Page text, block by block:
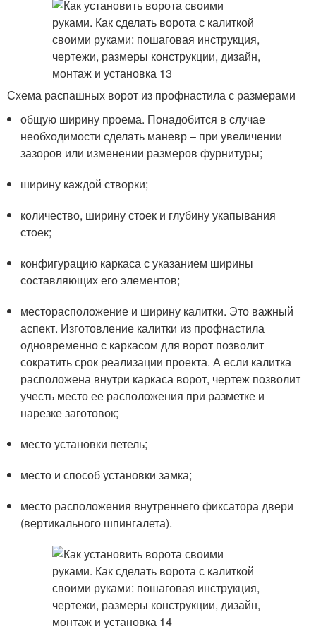
Схема распашных ворот из профнастила с размерами
общую ширину проема. Понадобится в случае
необходимости сделать маневр – при увеличении
зазоров или изменении размеров фурнитуры;
ширину каждой створки;
количество, ширину стоек и глубину укапывания
стоек;
конфигурацию каркаса с указанием ширины
составляющих его элементов;
месторасположение и ширину калитки. Это важный
аспект. Изготовление калитки из профнастила
одновременно с каркасом для ворот позволит
сократить срок реализации проекта. А если калитка
расположена внутри каркаса ворот, чертеж позволит
учесть место ее расположения при разметке и
нарезке заготовок;
место установки петель;
место и способ установки замка;
место расположения внутреннего фиксатора двери
(вертикального шпингалета).